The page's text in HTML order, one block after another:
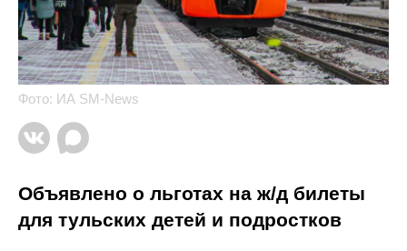
Фото: ИА SM-News
Объявлено о льготах на ж/д билеты
для тульских детей и подростков